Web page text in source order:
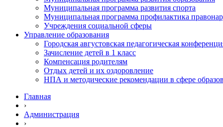
Муниципальная программа развития спорта
Муниципальная программа профилактика
Учреждения социальной сферы
Управление образования
Городская августовская педагогическая
Зачисление детей в 1 класс
Компенсация родителям
Отдых детей и их оздоровление
НПА и методические рекомендации в сфере
Главная
›
Администрация
›